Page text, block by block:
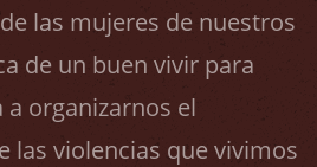
las mujeres de nuestros
de un buen vivir para
organizarnos el
las violencias que vivimos